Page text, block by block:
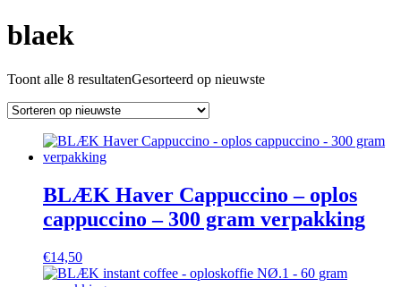
blaek
Toont alle 8 resultatenGesorteerd op nieuwste
BLÆK Haver Cappuccino – oplos
cappuccino – 300 gram verpakking
€14,50